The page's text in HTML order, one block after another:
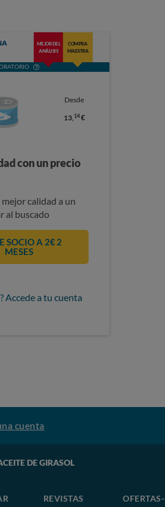
MEJOR DEL
ANÁLISIS
COMPRA
MAESTRA
Desde
13,14 €
con un precio
calidad a un
al buscado
SOCIO A 2€ 2
MESES
Accede a tu cuenta
cuenta
DE GIRASOL
REVISTAS
OFERTAS-